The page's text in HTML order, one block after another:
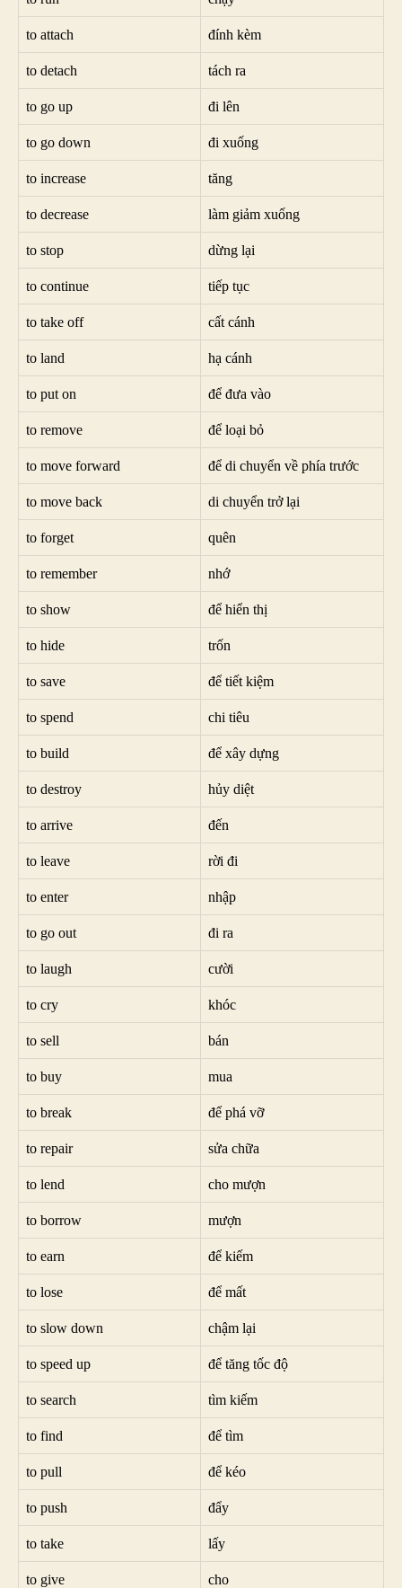
to attach đính kèm
to detach tách ra
to go up đi lên
to go down đi xuống
to increase tăng
to decrease làm giảm xuống
to stop dừng lại
to continue tiếp tục
to take off cất cánh
to land hạ cánh
to put on để đưa vào
to remove để loại bỏ
to move forward để di chuyển về phía trước
to move back di chuyển trở lại
to forget quên
to remember nhớ
to show để hiển thị
to hide trốn
to save để tiết kiệm
to spend chi tiêu
to build để xây dựng
to destroy hủy diệt
to arrive đến
to leave rời đi
to enter nhập
to go out đi ra
to laugh cười
to cry khóc
to sell bán
to buy mua
to break để phá vỡ
to repair sửa chữa
to lend cho mượn
to borrow mượn
to earn để kiếm
to lose để mất
to slow down chậm lại
to speed up để tăng tốc độ
to search tìm kiếm
to find để tìm
to pull để kéo
to push đẩy
to take lấy
to give cho